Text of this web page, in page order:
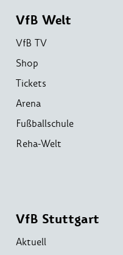
VfB Welt
VfB TV
Shop
Tickets
Arena
Fußballschule
Reha-Welt
VfB Stuttgart
Aktuell